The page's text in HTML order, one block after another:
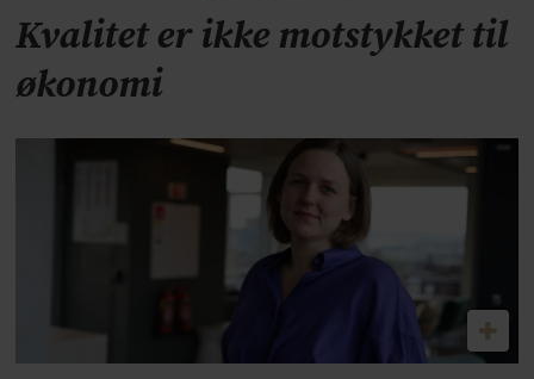
Kvalitet er ikke motstykket til
økonomi